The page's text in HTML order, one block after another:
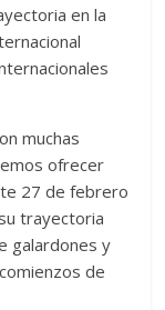
en la
muchas
ofrecer
27 de febrero
trayectoria
galardones y
de